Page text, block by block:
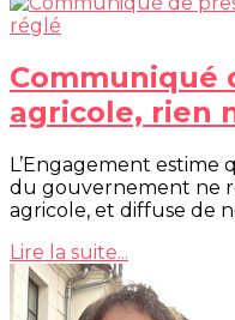
Communiqué
agricole, rien
L’Engagement estime
du gouvernement ne
agricole, et diffuse de
Lire la suite...